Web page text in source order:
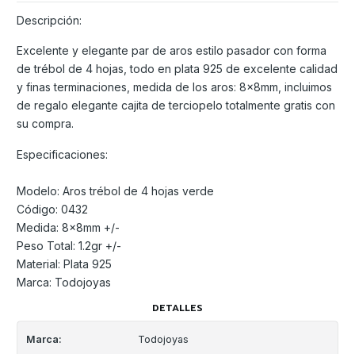
Descripción:
Excelente y elegante par de aros estilo pasador con forma
de trébol de 4 hojas, todo en plata 925 de excelente calidad
y finas terminaciones, medida de los aros: 8x8mm, incluimos
de regalo elegante cajita de terciopelo totalmente gratis con
su compra.
Especificaciones:
Modelo: Aros trébol de 4 hojas verde
Código: 0432
Medida: 8x8mm +/-
Peso Total: 1.2gr +/-
Material: Plata 925
Marca: Todojoyas
DETALLES
Marca: Todojoyas